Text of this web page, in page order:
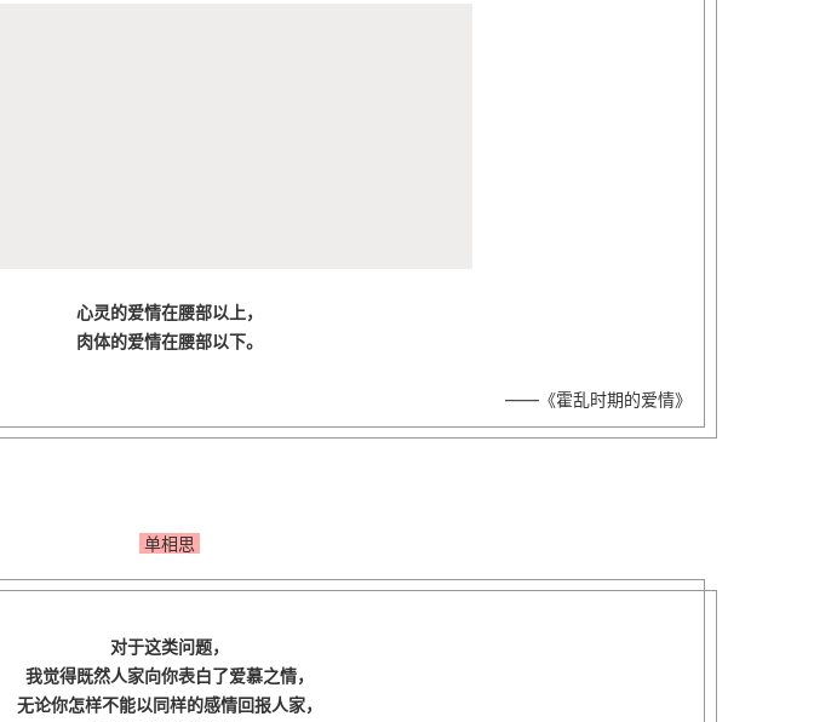
心灵的爱情在腰部以上，
肉体的爱情在腰部以下。
——《霍乱时期的爱情》
单相思
对于这类问题，
我觉得既然人家向你表白了爱慕之情，
无论你怎样不能以同样的感情回报人家，